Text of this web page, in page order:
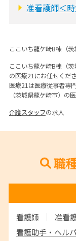
准看護師＜
ここいち龍ケ崎B棟（
ここいち龍ケ崎B棟（
の医療21にお任せくださ
医療21は医療従事者専
（茨城県龍ケ崎市）の
介護スタッフの求人
職
看護師 准看
看護助手・ヘル